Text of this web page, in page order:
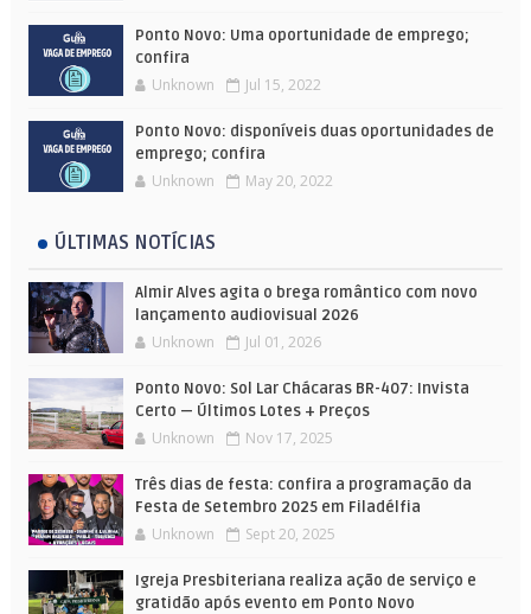
Ponto Novo: Uma oportunidade de emprego;
confira
Unknown Jul 15, 2022
Ponto Novo: disponíveis duas oportunidades de
emprego; confira
Unknown May 20, 2022
ÚLTIMAS NOTÍCIAS
Almir Alves agita o brega romântico com novo
lançamento audiovisual 2026
Unknown Jul 01, 2026
Ponto Novo: Sol Lar Chácaras BR-407: Invista
Certo — Últimos Lotes + Preços
Unknown Nov 17, 2025
Três dias de festa: confira a programação da
Festa de Setembro 2025 em Filadélfia
Unknown Sept 20, 2025
Igreja Presbiteriana realiza ação de serviço e
gratidão após evento em Ponto Novo